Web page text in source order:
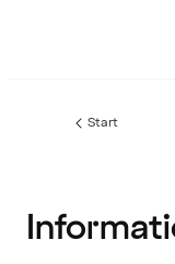
Start